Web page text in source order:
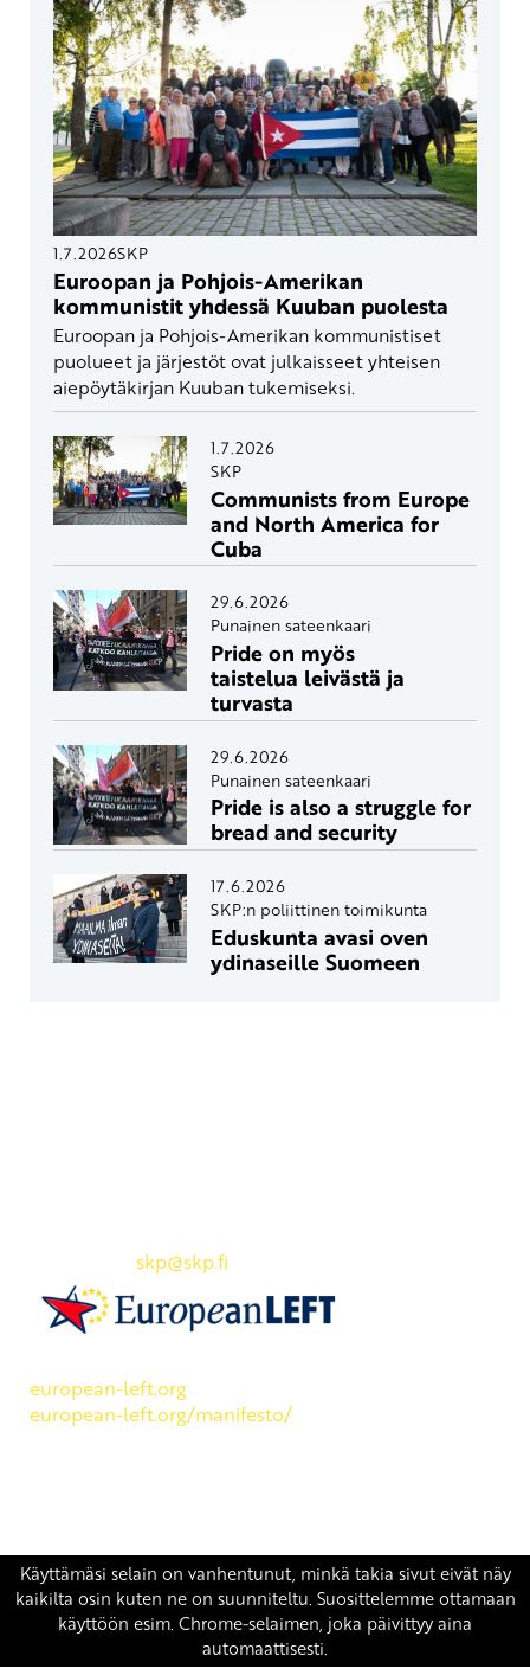
1.7.2026SKP
Euroopan ja Pohjois-Amerikan
kommunistit yhdessä Kuuban puolesta
Euroopan ja Pohjois-Amerikan kommunistiset
puolueet ja järjestöt ovat julkaisseet yhteisen
aiepöytäkirjan Kuuban tukemiseksi.
1.7.2026
SKP
Communists from Europe
and North America for
Cuba
29.6.2026
Punainen sateenkaari
Pride on myös
taistelua leivästä ja
turvasta
29.6.2026
Punainen sateenkaari
Pride is also a struggle for
bread and security
17.6.2026
SKP:n poliittinen toimikunta
Eduskunta avasi oven
ydinaseille Suomeen
skp@skp.fi
european-left.org
european-left.org/manifesto/
Copyright 2026 © SKP| Tietosuojaseloste